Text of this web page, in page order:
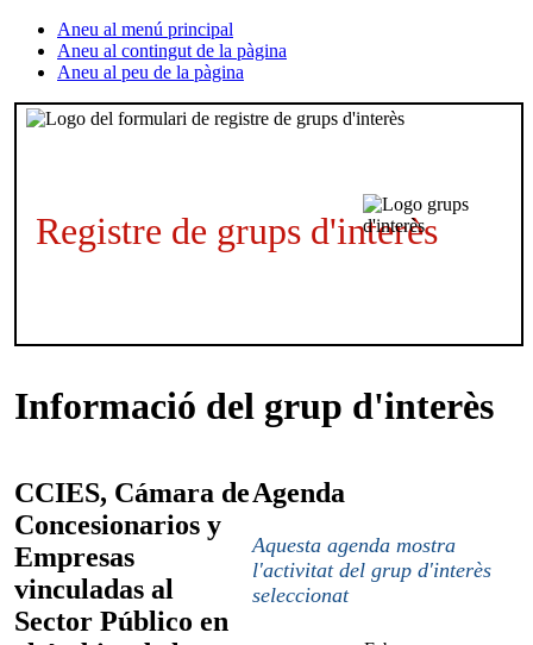
Aneu al menú principal
Aneu al contingut de la pàgina
Aneu al peu de la pàgina
Registre de grups d'interès
Informació del grup d'interès
CCIES, Cámara de
Concesionarios y
Empresas
vinculadas al
Sector Público en
Agenda
Aquesta agenda mostra
l'activitat del grup d'interès
seleccionat